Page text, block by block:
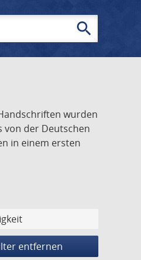
search
wurden
von der Deutschen
in einem ersten
entfernen